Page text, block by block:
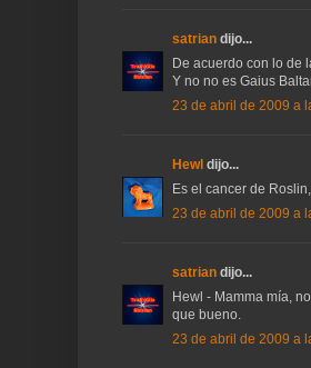
satrian dijo...
De acuerdo con lo de
Y no no es Gaius
23 de abril de 2009 a
Hewl dijo...
Es el cancer de
23 de abril de 2009 a
satrian dijo...
Hewl - Mamma mía,
que bueno.
23 de abril de 2009 a